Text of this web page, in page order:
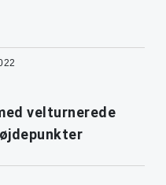
velturnerede